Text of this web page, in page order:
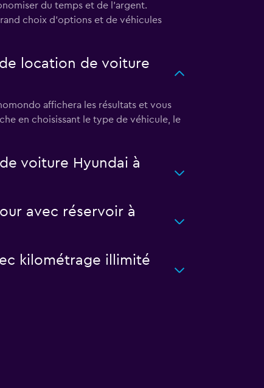
du temps et de l'argent.
choix d'options et de véhicules
location de voiture
affichera les résultats et vous
en choisissant le type de véhicule, le
voiture Hyundai à
avec réservoir à
kilométrage illimité